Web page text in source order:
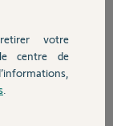
votre
centre de